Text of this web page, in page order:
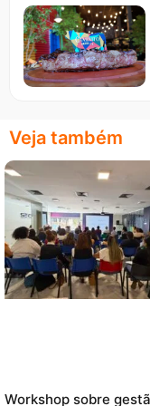
Veja também
Workshop sobre